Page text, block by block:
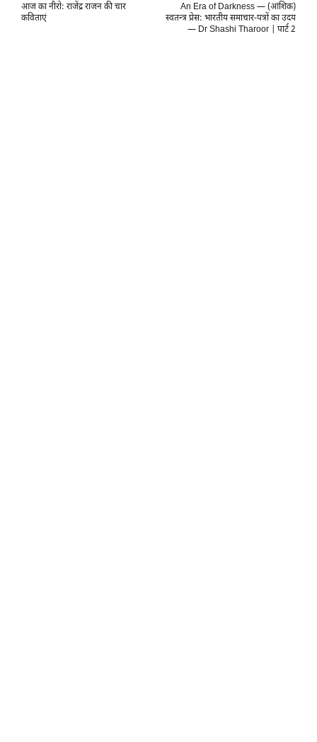
An Era of Darkness — (आंशिक)
स्वतन्त्र प्रेस: भारतीय समाचार-पत्रों का उदय
— Dr Shashi Tharoor | पार्ट 2
आज का नीरो: राजेंद्र राजन की चार
कविताएं